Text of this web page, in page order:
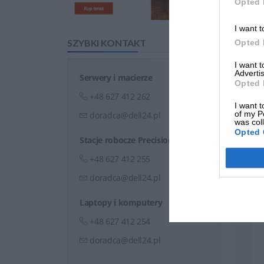
I want
Opted
I want
Opted
I want
of my
was
Opted
SZYBKI KONTAKT
Serwery i macierze
+48 627 412 262
doradca@dell24.pl
Stacje robocze Precision
+48 627 412 255
doradca@dell24.pl
Laptopy i komputery
+48 627 412 254
doradca@dell24.pl